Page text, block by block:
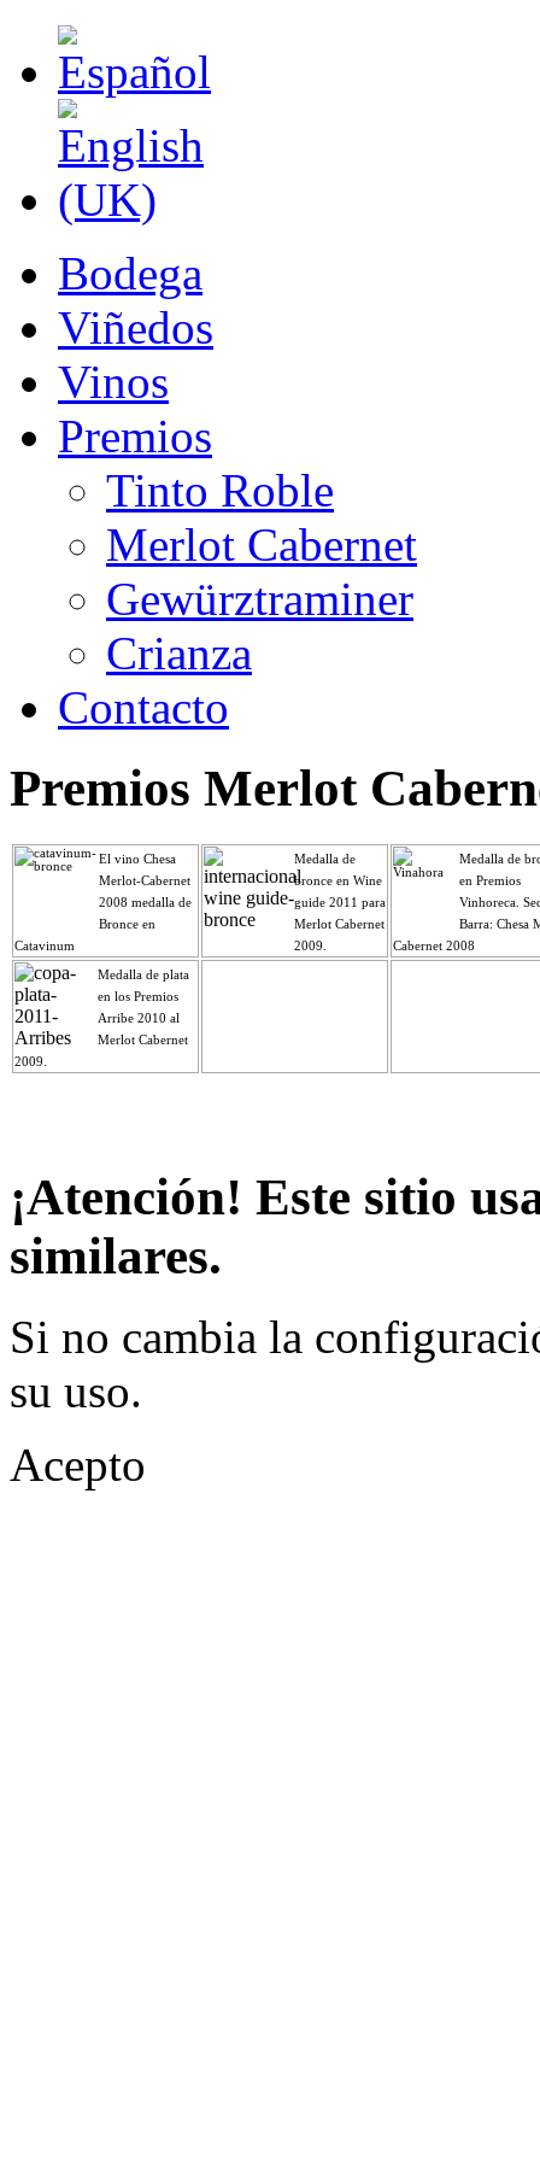
Bodega
Viñedos
Vinos
Premios
Tinto Roble
Merlot Cabernet
Gewürztraminer
Crianza
Contacto
Premios Merlot
El vino Chesa
Merlot-Cabernet
2008 medalla de
Bronce en
Catavinum
Medalla de
bronce en Wine
guide 2011 para
Merlot Cabernet
2009.
Medalla de
en Premios
Vinhoreca.
Barra: Chesa
Cabernet 2008
Medalla de plata
en los Premios
Arribe 2010 al
Merlot Cabernet
2009.
¡Atención! Este sitio
similares.
Si no cambia la
su uso.
Acepto